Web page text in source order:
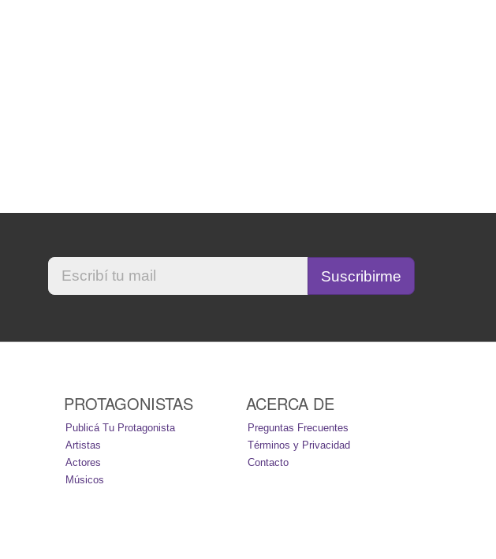
PROTAGONISTAS
Publicá Tu Protagonista
Artistas
Actores
Músicos
ACERCA DE
Preguntas Frecuentes
Términos y Privacidad
Contacto